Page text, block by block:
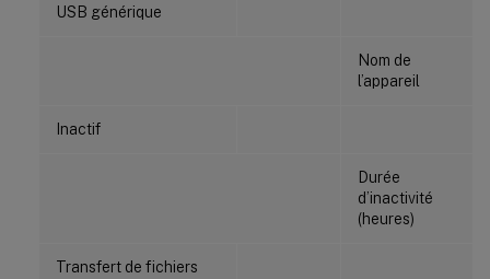
USB générique
Nom de
l’appareil
Inactif
Durée
d’inactivité
(heures)
Transfert de fichiers